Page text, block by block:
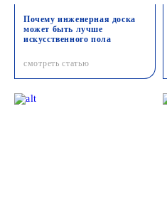
Почему инженерная доска
может быть лучше
искусственного пола
смотреть статью